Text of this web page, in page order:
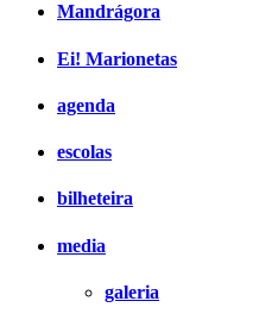
Mandrágora
Ei! Marionetas
agenda
escolas
bilheteira
media
galeria